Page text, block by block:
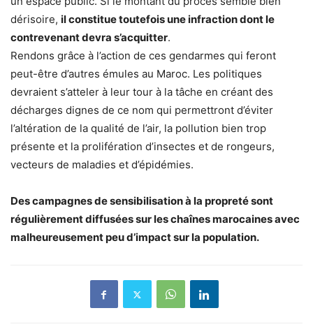
dérisoire, il constitue toutefois une infraction dont le
contrevenant devra s’acquitter.
Rendons grâce à l’action de ces gendarmes qui feront
peut-être d’autres émules au Maroc. Les politiques
devraient s’atteler à leur tour à la tâche en créant des
décharges dignes de ce nom qui permettront d’éviter
l’altération de la qualité de l’air, la pollution bien trop
présente et la prolifération d’insectes et de rongeurs,
vecteurs de maladies et d’épidémies.
Des campagnes de sensibilisation à la propreté sont
régulièrement diffusées sur les chaînes marocaines avec
malheureusement peu d’impact sur la population.